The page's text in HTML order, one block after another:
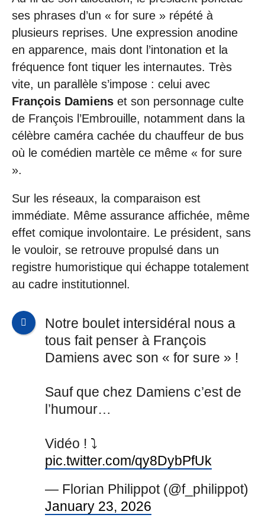
ses phrases d’un « for sure » répété à
plusieurs reprises. Une expression anodine
en apparence, mais dont l’intonation et la
fréquence font tiquer les internautes. Très
vite, un parallèle s’impose : celui avec
François Damiens et son personnage culte
de François l’Embrouille, notamment dans la
célèbre caméra cachée du chauffeur de bus
où le comédien martèle ce même « for sure
».
Sur les réseaux, la comparaison est
immédiate. Même assurance affichée, même
effet comique involontaire. Le président, sans
le vouloir, se retrouve propulsé dans un
registre humoristique qui échappe totalement
au cadre institutionnel.
Notre boulet intersidéral nous a
tous fait penser à François
Damiens avec son « for sure » !
Sauf que chez Damiens c’est de
l’humour…
Vidéo ! ⤵️
pic.twitter.com/qy8DybPfUk
— Florian Philippot (@f_philippot)
January 23, 2026